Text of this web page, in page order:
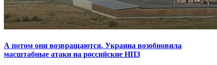
А потом они возвращаются. Украина возобновила
масштабные атаки на российские НПЗ